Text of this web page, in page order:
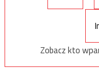
Zobacz kto